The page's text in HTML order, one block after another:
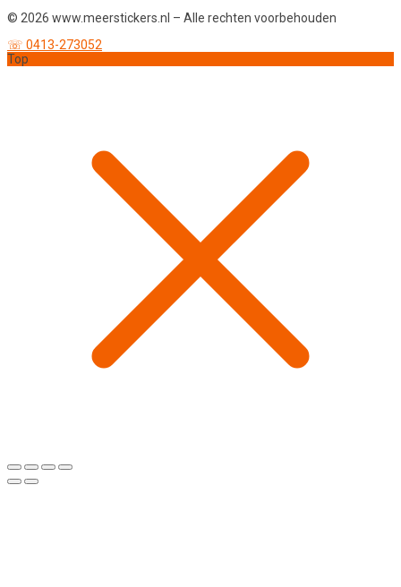
© 2026 www.meerstickers.nl – Alle rechten voorbehouden
☏ 0413-273052
Top